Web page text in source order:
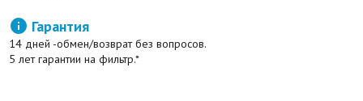
 Гарантия
14 дней -обмен/возврат без вопросов.
5 лет гарантии на фильтр.*